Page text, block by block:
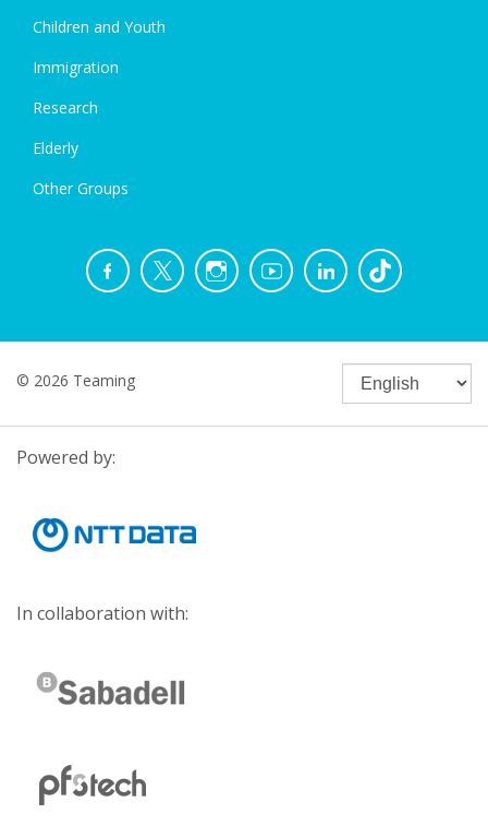
Children and Youth
Immigration
Research
Elderly
Other Groups
© 2026 Teaming
Powered by:
In collaboration with: